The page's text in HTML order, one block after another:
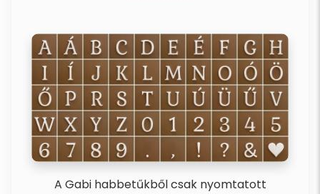
A Gabi habbetűkből csak nyomtatott